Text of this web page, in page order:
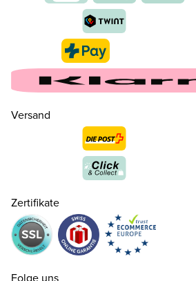
CHF 160.00
36 CHF 160.00
CHF 160.00
Versand
Zertifikate